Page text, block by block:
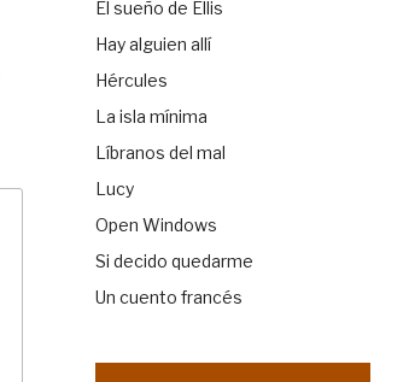
El sueño de Ellis
Hay alguien allí
Hércules
La isla mínima
Líbranos del mal
Lucy
Open Windows
Si decido quedarme
Un cuento francés